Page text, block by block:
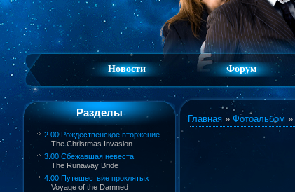
Новости Форум
Разделы
2.00 Рождественское вторжение
The Christmas Invasion
3.00 Сбежавшая невеста
The Runaway Bride
4.00 Путешествие проклятых
Voyage of the Damned
Главная » Фотоальбом »